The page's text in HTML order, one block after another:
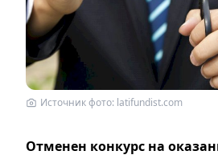
Источник фото: latifundist.com
Отменен конкурс на